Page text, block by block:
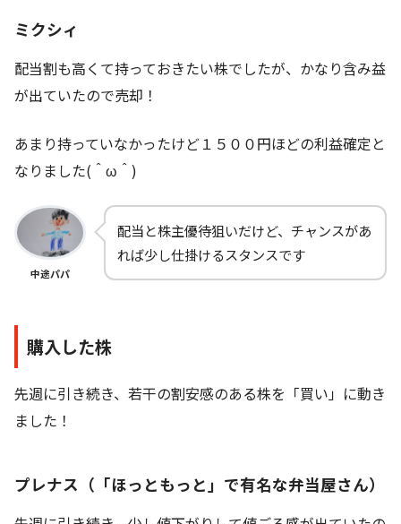
ミクシィ
配当割も高くて持っておきたい株でしたが、かなり含み益
が出ていたので売却！
あまり持っていなかったけど１５００円ほどの利益確定と
なりました(＾ω＾)
中途パパ
配当と株主優待狙いだけど、チャンスがあ
れば少し仕掛けるスタンスです
購入した株
先週に引き続き、若干の割安感のある株を「買い」に動き
ました！
プレナス（「ほっともっと」で有名な弁当屋さん）